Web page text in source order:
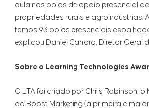
aula nos polos de apoio presencial
propriedades rurais e agroindústrias.
temos 93 polos presenciais
explicou Daniel Carrara, Diretor Geral
Sobre o Learning Technologies
O LTA foi criado por Chris Robinson, o
da Boost Marketing (a primeira e